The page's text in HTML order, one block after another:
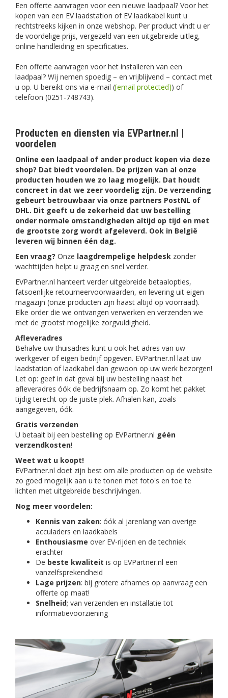
Een offerte aanvragen voor een nieuwe laadpaal? Voor het
kopen van een EV laadstation of EV laadkabel kunt u
rechtstreeks kijken in onze webshop. Per product vindt u er
de voordelige prijs, vergezeld van een uitgebreide uitleg,
online handleiding en specificaties.
Een offerte aanvragen voor het installeren van een
laadpaal? Wij nemen spoedig – en vrijblijvend – contact met
u op. U bereikt ons via e-mail ([email protected]) of
telefoon (0251-748743).
Producten en diensten via EVPartner.nl |
voordelen
Online een laadpaal of ander product kopen via deze
shop? Dat biedt voordelen. De prijzen van al onze
producten houden we zo laag mogelijk. Dat houdt
concreet in dat we zeer voordelig zijn. De verzending
gebeurt betrouwbaar via onze partners PostNL of
DHL. Dit geeft u de zekerheid dat uw bestelling
onder normale omstandigheden altijd op tijd en met
de grootste zorg wordt afgeleverd. Ook in België
leveren wij binnen één dag.
Een vraag? Onze laagdrempelige helpdesk zonder
wachttijden helpt u graag en snel verder.
EVPartner.nl hanteert verder uitgebreide betaalopties,
fatsoenlijke retourneervoorwaarden, en levering uit eigen
magazijn (onze producten zijn haast altijd op voorraad).
Elke order die we ontvangen verwerken en verzenden we
met de grootst mogelijke zorgvuldigheid.
Afleveradres
Behalve uw thuisadres kunt u ook het adres van uw
werkgever of eigen bedrijf opgeven. EVPartner.nl laat uw
laadstation of laadkabel dan gewoon op uw werk bezorgen!
Let op: geef in dat geval bij uw bestelling naast het
afleveradres óók de bedrijfsnaam op. Zo komt het pakket
tijdig terecht op de juiste plek. Afhalen kan, zoals
aangegeven, óók.
Gratis verzenden
U betaalt bij een bestelling op EVPartner.nl géén
verzendkosten!
Weet wat u koopt!
EVPartner.nl doet zijn best om alle producten op de website
zo goed mogelijk aan u te tonen met foto's en toe te
lichten met uitgebreide beschrijvingen.
Nog meer voordelen:
Kennis van zaken: óók al jarenlang van overige
acculaders en laadkabels
Enthousiasme over EV-rijden en de techniek
erachter
De beste kwaliteit is op EVPartner.nl een
vanzelfsprekendheid
Lage prijzen: bij grotere afnames op aanvraag een
offerte op maat!
Snelheid; van verzenden en installatie tot
informatievoorziening